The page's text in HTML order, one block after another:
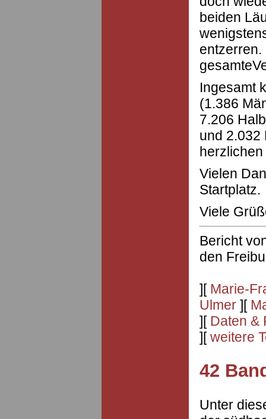
beiden
entzerren.
Ingesamt
(1.386
7.206
und 2.032
Vielen
Startplatz.
Viele
Bericht
den
][ Marie-
Ulmer ][
][ Daten &
][weitere
42
Unter